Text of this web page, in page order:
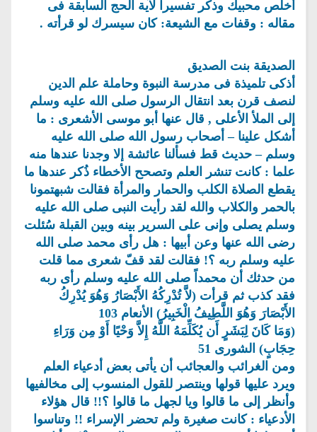
أخلص محبيك وذكر تفسيراً لآية الحج السابقة فى
مقاله : وقفات مع الشيعة: كان سيسرك لو قرأته .
الصديقة بنت الصديق
أذكى تلميذة فى مدرسة النبوة وحاملة علم الدين
لنصف قرن بعد انتقال الرسول صلى الله عليه وسلم
إلى الملأ الأعلى , قال عنها أبو موسى الأشعرى : ما
أشكل علينا – أصحاب رسول الله صلى الله عليه
وسلم – حديث قط فسألنا عائشة إلا وجدنا عندها منه
علما : كانت تنشر العلم وتصحح الأخطاء ذُكر عندها ما
يقطع الصلاة الكلب والحمار والمرأة فقالت شبهتمونا
بالحمر والكلاب والله لقد رأيت النبى صلى الله عليه
وسلم يصلى وإنى على السرير بينه وبين القبلة سُئلت
رضى الله عنها وعن أبيها : هل رأى محمد صلى الله
عليه وسلم ربه ؟! فقالت لقد قفّ شعرى مما قلت
من حدثك أن محمداً صلى الله عليه وسلم رأى ربه
فقد كذب ثم قرأت (لاَّ تُدْرِكُهُ الأَبْصَارُ وَهُوَ يُدْرِكُ
الأَبْصَارَ وَهُوَ اللَّطِيفُ الْخَبِيرُ) الأنعام 103
(وَمَا كَانَ لِبَشَرٍ أَن يُكَلِّمَهُ اللَّهُ إِلاَّ وَحْيًا أَوْ مِن وَرَاءِ
حِجَابٍ) الشورى 51
ومن الغرائب والعجائب أن يأتى بعض أدعياء العلم
ويرد عليها قولها وينتصر للقول المنسوب إلى مخالفيها
وأنظر إلى ما قالوا ويا لجهل ما قالوا ؟!! قال هؤلاء
الأدعياء : كانت صغيرة ولم تحضر الإسراء !! وتناسوا